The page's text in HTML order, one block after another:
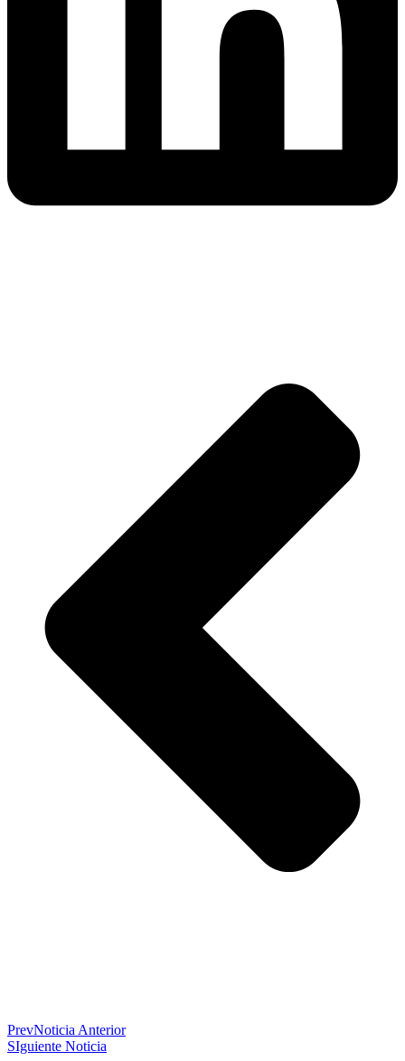
PrevNoticia Anterior
SIguiente Noticia